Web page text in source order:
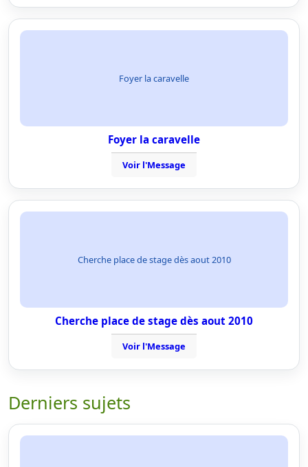
Foyer la caravelle
Foyer la caravelle
Voir l'Message
Cherche place de stage dès aout 2010
Cherche place de stage dès aout 2010
Voir l'Message
Derniers sujets